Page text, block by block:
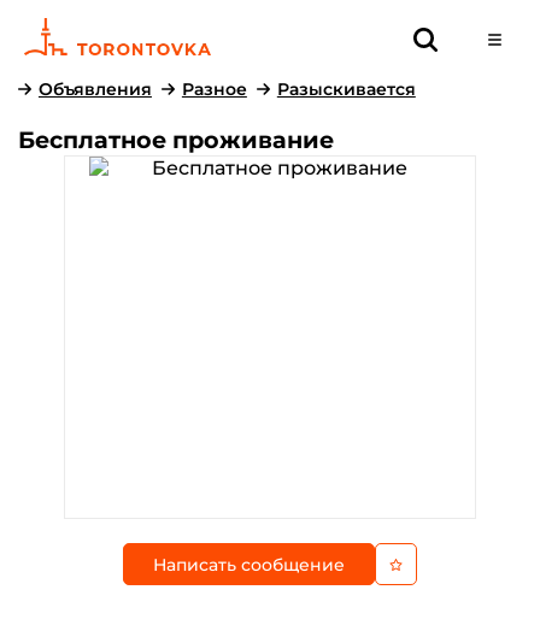
Объявления Разное Разыскивается
Бесплатное проживание
Написать сообщение